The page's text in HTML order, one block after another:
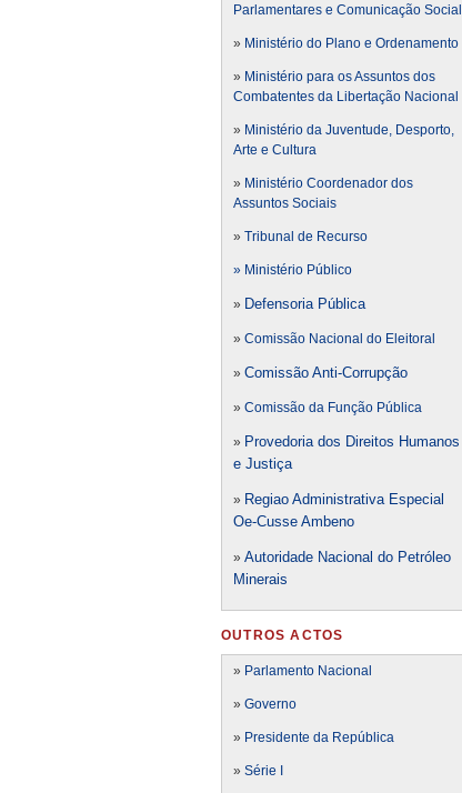
Parlamentares e Comunicação Social
» Ministério do Plano e Ordenamento
» Ministério para os Assuntos dos
Combatentes da Libertação Nacional
» Ministério da Juventude, Desporto,
Arte e Cultura
» Ministério Coordenador dos
Assuntos Sociais
» Tribunal de Recurso
» Ministério Público
» Defensoria Pública
» Comissão Nacional do Eleitoral
» Comissão Anti-Corrupção
» Comissão da Função Pública
» Provedoria dos Direitos Humanos
e Justiça
» Regiao Administrativa Especial
Oe-Cusse Ambeno
» Autoridade Nacional do Petróleo
Minerais
OUTROS ACTOS
» Parlamento Nacional
» Governo
» Presidente da República
» Série I